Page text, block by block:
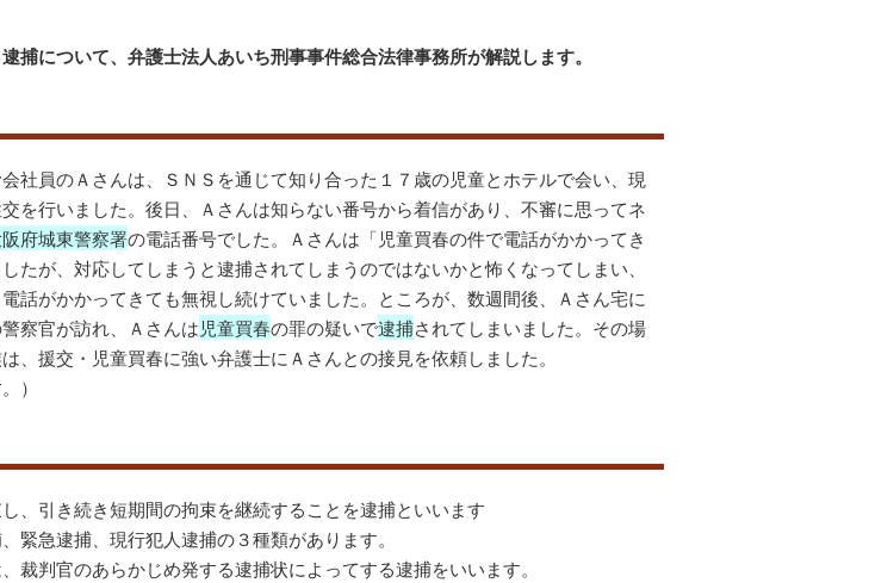
捕について、弁護士法人あいち刑事事件総合法律事務所が解説します。
社員のＡさんは、ＳＮＳを通じて知り合った１７歳の児童とホテルで会い、現
を行いました。後日、Ａさんは知らない番号から着信があり、不審に思ってネ
府城東警察署の電話番号でした。Ａさんは「児童買春の件で電話がかかってき
たが、対応してしまうと逮捕されてしまうのではないかと怖くなってしまい、
話がかかってきても無視し続けていました。ところが、数週間後、Ａさん宅に
察官が訪れ、Ａさんは児童買春の罪の疑いで逮捕されてしまいました。その場
、援交・児童買春に強い弁護士にＡさんとの接見を依頼しました。
）
、引き続き短期間の拘束を継続することを逮捕といいます
緊急逮捕、現行犯人逮捕の３種類があります。
裁判官のあらかじめ発する逮捕状によってする逮捕をいいます。